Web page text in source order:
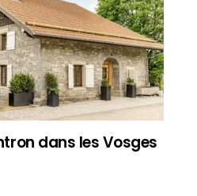
dans les Vosges